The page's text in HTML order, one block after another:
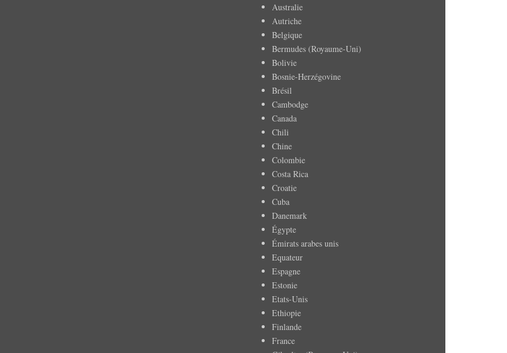
Australie
Autriche
Belgique
Bermudes (Royaume-Uni)
Bolivie
Bosnie-Herzégovine
Brésil
Cambodge
Canada
Chili
Chine
Colombie
Costa Rica
Croatie
Cuba
Danemark
Égypte
Émirats arabes unis
Equateur
Espagne
Estonie
Etats-Unis
Ethiopie
Finlande
France